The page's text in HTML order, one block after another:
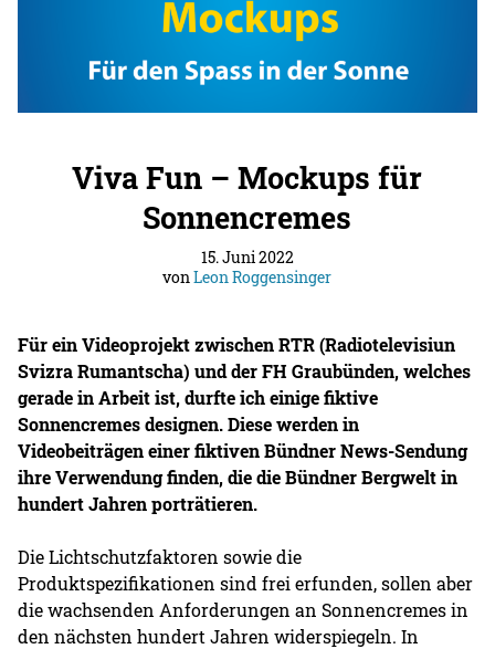
Viva Fun – Mockups für
Sonnencremes
15. Juni 2022
vonLeon Roggensinger
Für ein Videoprojekt zwischen RTR (Radiotelevisiun
Svizra Rumantscha) und der FH Graubünden, welches
gerade in Arbeit ist, durfte ich einige fiktive
Sonnencremes designen. Diese werden in
Videobeiträgen einer fiktiven Bündner News-Sendung
ihre Verwendung finden, die die Bündner Bergwelt in
hundert Jahren porträtieren.
Die Lichtschutzfaktoren sowie die
Produktspezifikationen sind frei erfunden, sollen aber
die wachsenden Anforderungen an Sonnencremes in
den nächsten hundert Jahren widerspiegeln. In